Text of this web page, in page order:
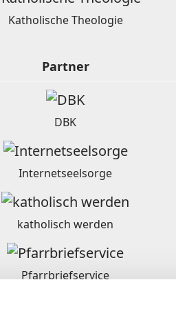
Katholische Theologie
Partner
DBK
Internetseelsorge
katholisch werden
Pfarrbriefservice